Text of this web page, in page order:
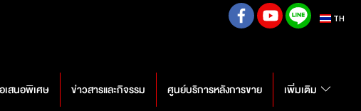
TH
เสนอพิเศษ ข่าวสารและกิจรรม ศูนย์บริการหลังการขาย เพิ่มเติม